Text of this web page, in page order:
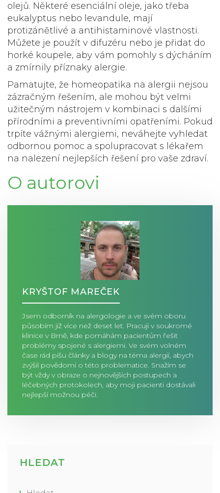
olejů. Některé esenciální oleje, jako třeba
eukalyptus nebo levandule, mají
protizánětlivé a antihistaminové vlastnosti.
Můžete je použít v difuzéru nebo je přidat do
horké koupele, aby vám pomohly s dýcháním
a zmírnily příznaky alergie.
Pamatujte, že homeopatika na alergii nejsou
zázračným řešením, ale mohou být velmi
užitečným nástrojem v kombinaci s dalšími
přírodními a preventivními opatřeními. Pokud
trpíte vážnými alergiemi, neváhejte vyhledat
odbornou pomoc a spolupracovat s lékařem
na nalezení nejlepších řešení pro vaše zdraví.
O autorovi
KRYŠTOF MAREČEK
Jsem odborník na alergologie a ve svém oboru
působím již více než deset let. Pracuji v soukromé
klinice v Brně, kde pomáhám pacientům řešit
problémy spojené s alergiemi. Ve svém volném
čase rád píšu články a blogy na téma alergií, abych
zvýšil povědomí o této problematice. Snažím se
být vždy v obraze o nejnovějších postupech a
léčebných protokolech, aby moji pacienti dostávali
nejlepší možnou péči.
HLEDAT